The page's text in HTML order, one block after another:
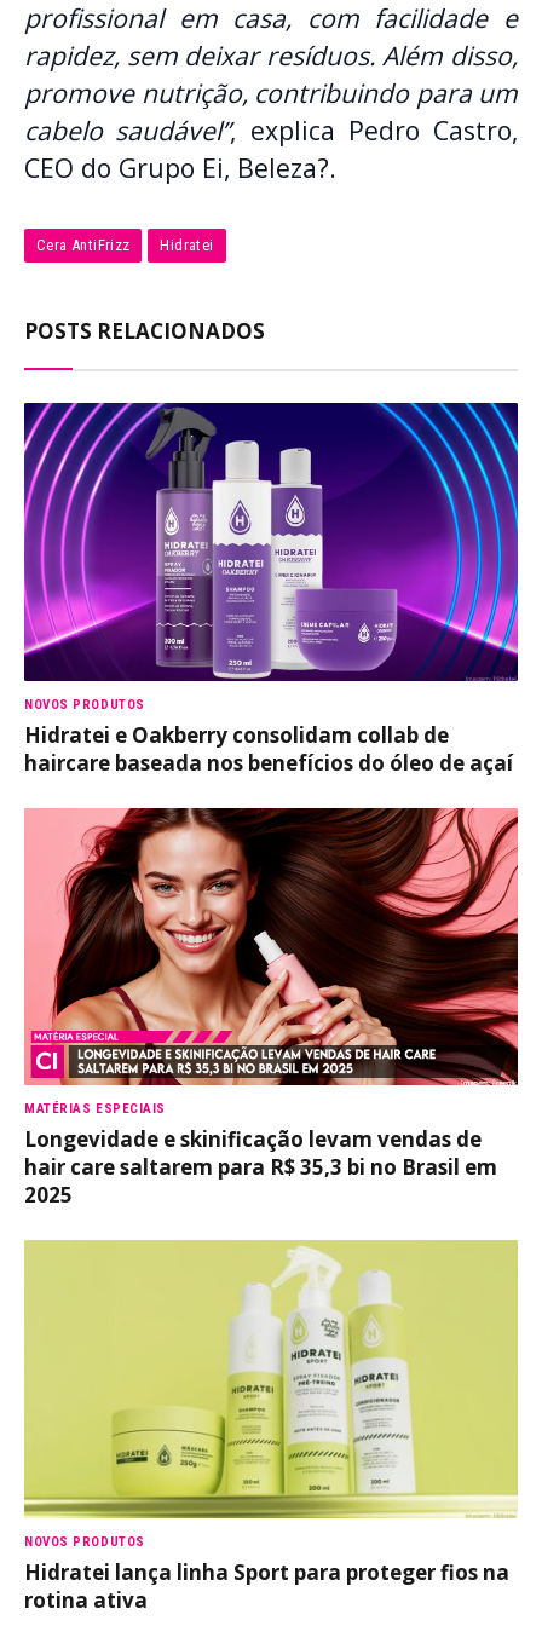
profissional em casa, com facilidade e
rapidez, sem deixar resíduos. Além disso,
promove nutrição, contribuindo para um
cabelo saudável”, explica Pedro Castro,
CEO do Grupo Ei, Beleza?.
Cera AntiFrizz Hidratei
POSTS RELACIONADOS
NOVOS PRODUTOS
Hidratei e Oakberry consolidam collab de
haircare baseada nos benefícios do óleo de açaí
MATÉRIAS ESPECIAIS
Longevidade e skinificação levam vendas de
hair care saltarem para R$ 35,3 bi no Brasil em
2025
NOVOS PRODUTOS
Hidratei lança linha Sport para proteger fios na
rotina ativa